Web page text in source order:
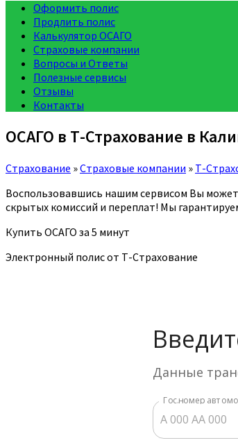
Оформить полис
Продлить полис
Калькулятор ОСАГО
Страховые компании
Вопросы и Ответы
Полезные сервисы
Отзывы
Контакты
ОСАГО в Т-Страхование в
Страхование »Страховые компании » Т-
Воспользовавшись нашим сервисом Вы
скрытых комиссий и переплат! Мы
Купить ОСАГО за 5 минут
Электронный полис от Т-Страхование